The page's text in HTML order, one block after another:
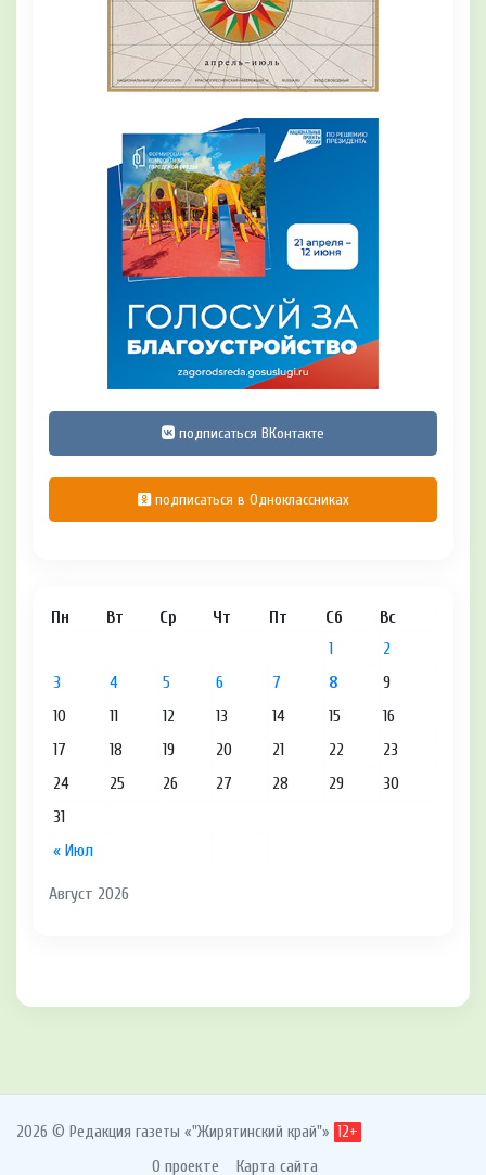
подписаться ВКонтакте
подписаться в Одноклассниках
Август 2026
Пн Вт Ср Чт Пт Сб Вс
« Июл
1
2
3
4 5 6 7 8
9
10
11 12 13 14 15
16
17
18 19 20 21 22
23
24
25 26 27 28 29
30
31
2026 © Редакция газеты «"Жирятинский край"» 12+
О проекте Карта сайта